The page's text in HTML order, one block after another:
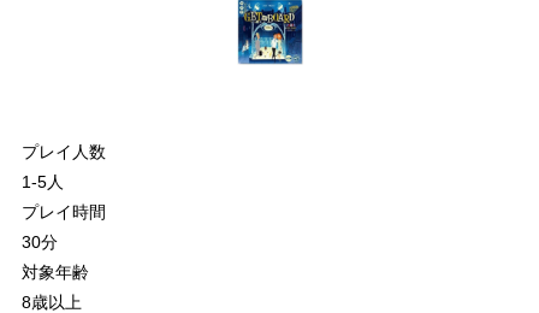
プレイ人数
1-5人
プレイ時間
30分
対象年齢
8歳以上